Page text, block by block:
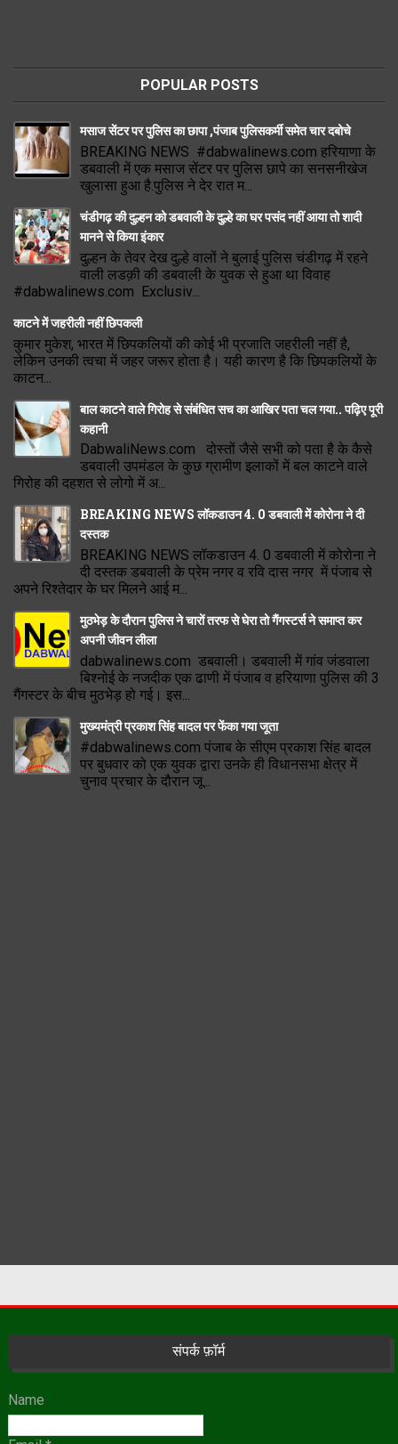
POPULAR POSTS
मसाज सेंटर पर पुलिस का छापा ,पंजाब पुलिसकर्मी समेत चार दबोचे
BREAKING NEWS #dabwalinews.com हरियाणा के
डबवाली में एक मसाज सेंटर पर पुलिस छापे का सनसनीखेज
खुलासा हुआ है.पुलिस ने देर रात म...
चंडीगढ़ की दुल्हन को डबवाली के दुल्हे का घर पसंद नहीं आया तो शादी
मानने से किया इंकार
दुल्हन के तेवर देख दुल्हे वालों ने बुलाई पुलिस चंडीगढ़ में रहने
वाली लडक़ी की डबवाली के युवक से हुआ था विवाह
#dabwalinews.com Exclusiv...
काटने में जहरीली नहीं छिपकली
कुमार मुकेश, भारत में छिपकलियों की कोई भी प्रजाति जहरीली नहीं है,
लेकिन उनकी त्वचा में जहर जरूर होता है। यही कारण है कि छिपकलियों के
काटन...
बाल काटने वाले गिरोह से संबंधित सच का आखिर पता चल गया.. पढ़िए पूरी
कहानी
DabwaliNews.com दोस्तों जैसे सभी को पता है के कैसे
डबवाली उपमंडल के कुछ ग्रामीण इलाकों में बल काटने वाले
गिरोह की दहशत से लोगो में अ...
BREAKING NEWS लॉकडाउन 4. 0 डबवाली में कोरोना ने दी
दस्तक
BREAKING NEWS लॉकडाउन 4. 0 डबवाली में कोरोना ने
दी दस्तक डबवाली के प्रेम नगर व रवि दास नगर में पंजाब से
अपने रिश्तेदार के घर मिलने आई म...
मुठभेड़ के दौरान पुलिस ने चारों तरफ से घेरा तो गैंगस्टर्स ने समाप्त कर
अपनी जीवन लीला
dabwalinews.com डबवाली। डबवाली में गांव जंडवाला
बिश्नोई के नजदीक एक ढाणी में पंजाब व हरियाणा पुलिस की 3
गैंगस्टर के बीच मुठभेड़ हो गई। इस...
मुख्यमंत्री प्रकाश सिंह बादल पर फेंका गया जूता
#dabwalinews.com पंजाब के सीएम प्रकाश सिंह बादल
पर बुधवार को एक युवक द्वारा उनके ही विधानसभा क्षेत्र में
चुनाव प्रचार के दौरान जू...
संपर्क फ़ॉर्म
Name